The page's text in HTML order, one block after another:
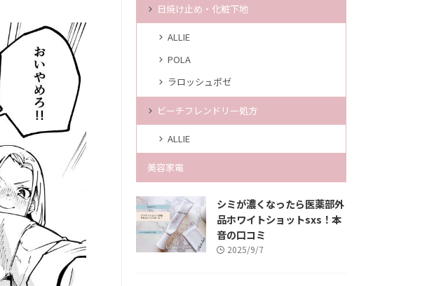
日焼け止め・化粧下地
ALLIE
POLA
ラロッシュポゼ
ビーチフレンドリー処方
ALLIE
美容家電
シミが濃くなったら医薬部外
品ホワイトショットsxs！本
音の口コミ
2025/9/7